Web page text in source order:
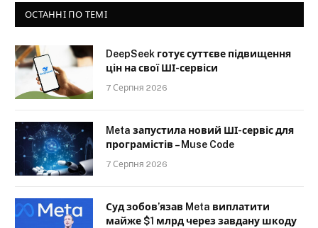
ОСТАННІ ПО ТЕМІ
DeepSeek готує суттєве підвищення
цін на свої ШІ-сервіси
7 Серпня 2026
Meta запустила новий ШІ-сервіс для
програмістів – Muse Code
7 Серпня 2026
Суд зобов’язав Meta виплатити
майже $1 млрд через завдану шкоду